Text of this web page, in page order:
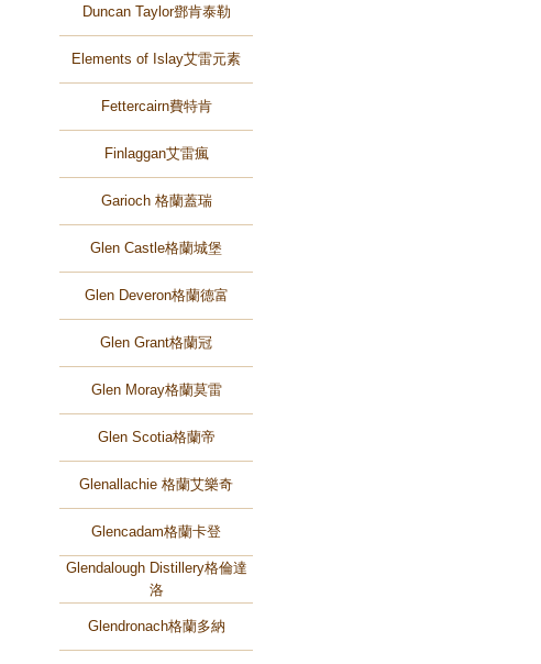
Duncan Taylor鄧肯泰勒
Elements of Islay艾雷元素
Fettercairn費特肯
Finlaggan艾雷瘋
Garioch 格蘭蓋瑞
Glen Castle格蘭城堡
Glen Deveron格蘭德富
Glen Grant格蘭冠
Glen Moray格蘭莫雷
Glen Scotia格蘭帝
Glenallachie 格蘭艾樂奇
Glencadam格蘭卡登
Glendalough Distillery格倫達
洛
Glendronach格蘭多納